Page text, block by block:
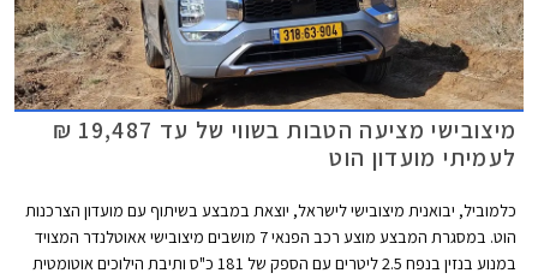
מיצובישי מציעה הטבות בשווי של עד 19,487 ₪
לעמיתי מועדון הוט
כלמוביל, יבואנית מיצובישי לישראל, יוצאת במבצע בשיתוף עם מועדון הצרכנות
הוט. במסגרת המבצע מוצע רכב הפנאי 7 מושבים מיצובישי אאוטלנדר המצויד
במנוע בנזין בנפח 2.5 ליטרים עם הספק של 181 כ"ס ותיבת הילוכים אוטומטית